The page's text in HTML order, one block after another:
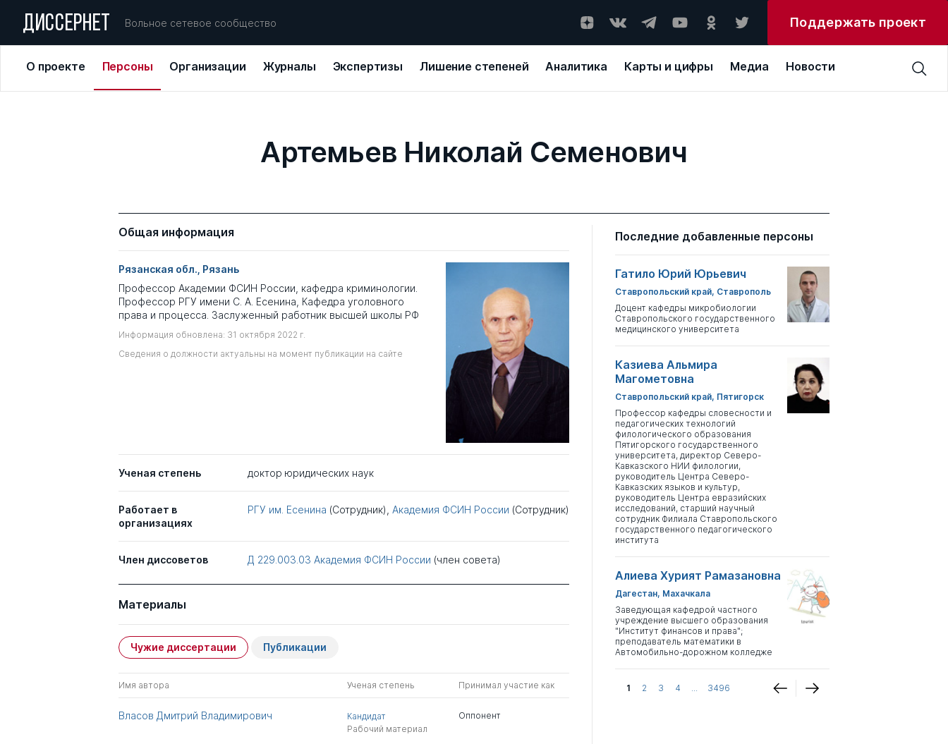
ДИССЕРНЕТ Вольное сетевое сообщество Поддержать проект
О проекте Персоны Организации Журналы Экспертизы Лишение степеней Аналитика Карты и цифры Медиа Новости
Артемьев Николай Семенович
Общая информация
Рязанская обл., Рязань
Профессор Академии ФСИН России, кафедра криминологии.
Профессор РГУ имени С. А. Есенина, Кафедра уголовного
права и процесса. Заслуженный работник высшей школы РФ
Информация обновлена: 31 октября 2022 г.
Сведения о должности актуальны на момент публикации на сайте
Ученая степень доктор юридических наук
Работает в
организациях
РГУ им. Есенина (Сотрудник), Академия ФСИН России (Сотрудник)
Член диссоветов Д 229.003.03 Академия ФСИН России (член совета)
Материалы
Чужие диссертации Публикации
Имя автора Ученая степень Принимал участие как
Власов Дмитрий Владимирович
Кандидат
Рабочий материал
Оппонент
Последние добавленные персоны
Гатило Юрий Юрьевич
Ставропольский край, Ставрополь
Доцент кафедры микробиологии
Ставропольского государственного
медицинского университета
Казиева Альмира
Магометовна
Ставропольский край, Пятигорск
Профессор кафедры словесности и
педагогических технологий
филологического образования
Пятигорского государственного
университета, директор Северо-
Кавказского НИИ филологии,
руководитель Центра Северо-
Кавказских языков и культур,
руководитель Центра евразийских
исследований, старший научный
сотрудник Филиала Ставропольского
государственного педагогического
института
Алиева Хурият Рамазановна
Дагестан, Махачкала
Заведующая кафедрой частного
учреждение высшего образования
"Институт финансов и права";
преподаватель математики в
Автомобильно-дорожном колледже
1 2 3 4 ... 3496